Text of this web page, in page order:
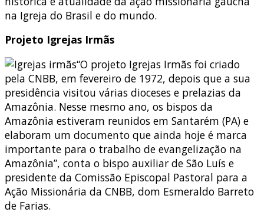
na Igreja do Brasil e do mundo.
Projeto Igrejas Irmãs
“O projeto Igrejas Irmãs foi criado
pela CNBB, em fevereiro de 1972, depois que a sua
presidência visitou várias dioceses e prelazias da
Amazônia. Nesse mesmo ano, os bispos da
Amazônia estiveram reunidos em Santarém (PA) e
elaboram um documento que ainda hoje é marca
importante para o trabalho de evangelização na
Amazônia”, conta o bispo auxiliar de São Luís e
presidente da Comissão Episcopal Pastoral para a
Ação Missionária da CNBB, dom Esmeraldo Barreto
de Farias.